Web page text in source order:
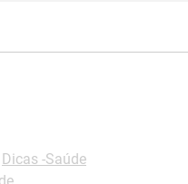
Dicas -Saúde